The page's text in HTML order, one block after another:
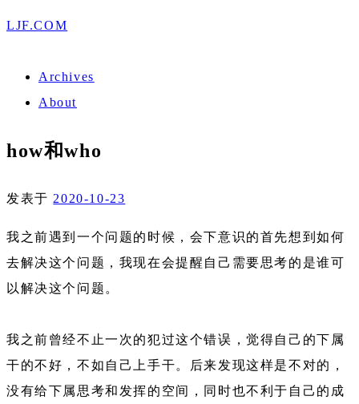
LJF.COM
Archives
About
how和who
发表于 2020-10-23
我之前遇到一个问题的时候，会下意识的首先想到如何
去解决这个问题，我现在会提醒自己需要思考的是谁可
以解决这个问题。
我之前曾经不止一次的犯过这个错误，觉得自己的下属
干的不好，不如自己上手干。后来发现这样是不对的，
没有给下属思考和发挥的空间，同时也不利于自己的成